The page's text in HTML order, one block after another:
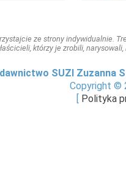
ze strony indywidualnie.
którzy je zrobili,
SUZI Zuzanna
Copyright ©
[ Polityka